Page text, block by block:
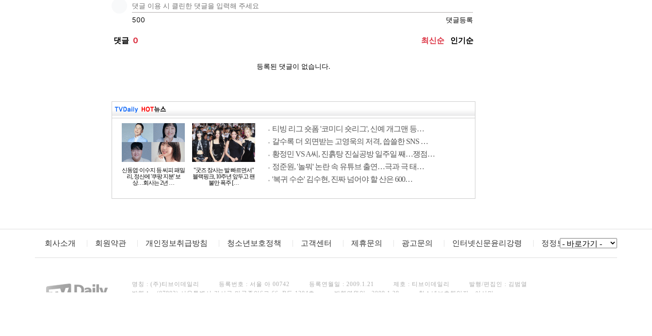
신동엽·이수지 등 씨피 패밀
리, 정산에 '쿠팡 지분' 보
상…회사는 2년 …
"굿즈 장사는 발 빠르면서"
블랙핑크, 10주년 앞두고 팬
불만 폭주 […
티빙 리그 숏폼 '코미디 숏리그', 신예 개그맨 등…
갈수록 더 외면받는 고영욱의 저격, 씁쓸한 SNS …
황정민 VS A씨, 진흙탕 진실공방 일주일 째…쟁점…
정준원, '놀뭐' 논란 속 유튜브 출연…극과 극 태…
'복귀 수순' 김수현, 진짜 넘어야 할 산은 600…
회사소개 회원약관 개인정보취급방침 청소년보호정책 고객센터 제휴문의 광고문의 인터넷신문윤리강령 정정보도
명칭 : (주)티브이데일리 등록번호 : 서울 아 00742 등록연월일 : 2009.1.21 제호 : 티브이데일리
발행/편집인 : 김범열
발행소 : (07803) 서울특별시 강서구 마곡중앙6로 66, B동 1204호
발행연월일 : 2009.1.28
청소년보호책임자 : 이선민